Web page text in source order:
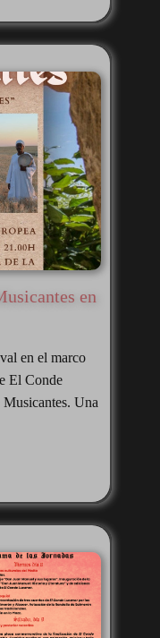
en
en el marco
El Conde
Una